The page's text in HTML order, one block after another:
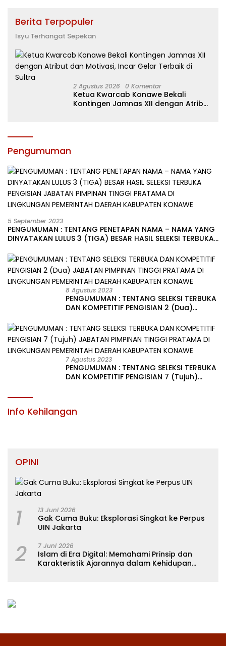
Berita Terpopuler
Isyu Terhangat Sepekan
2 Agustus 2026 0 Komentar
Ketua Kwarcab Konawe Bekali
Kontingen Jamnas XII dengan Atribut
Pengumuman
5 September 2023
PENGUMUMAN : TENTANG PENETAPAN NAMA – NAMA YANG
DINYATAKAN LULUS 3 (TIGA) BESAR HASIL SELEKSI TERBUKA
LINGKUNGAN PEMERINTAH DAERAH KABUPATEN KONAWE
8 Agustus 2023
PENGUMUMAN : TENTANG SELEKSI TERBUKA
DAN KOMPETITIF PENGISIAN 2 (Dua)
LINGKUNGAN PEMERINTAH DAERAH
KABUPATEN KONAWE
7 Agustus 2023
PENGUMUMAN : TENTANG SELEKSI TERBUKA
DAN KOMPETITIF PENGISIAN 7 (Tujuh)
Info Kehilangan
OPINI
1 13 Juni 2026
Gak Cuma Buku: Eksplorasi Singkat ke Perpus
UIN Jakarta
2 7 Juni 2026
Islam di Era Digital: Memahami Prinsip dan
Karakteristik Ajarannya dalam Kehidupan